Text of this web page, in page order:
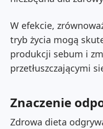
W efekcie,
tryb życia mogą
produkcji sebum i
przetłuszczającymi
Znaczenie
Zdrowa dieta